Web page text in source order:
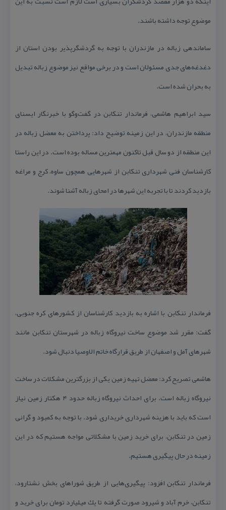
موضوع توجه داشته باشند.
ساماندهی زباله در مازندران با توجه به گردشگرپذیر بودن استان از
دغدغه‌های جدی مسئولان است و در برخی مواقع نیز موضوع زباله تبدیل
به بحران شده است.
سید ابراهیم هاشمی، فرماندار تنكابن در گفت‌وگو با خبرنگار ایسنای
منطقه مازندران، در این زمینه توضیح داد: پرداختن به معضل زباله در
این منطقه از دو سال قبل تاكنون مهمترین مساله بوده است. در این راستا
كارشناسان فنی شهرداری تنكابن از شهرهایی همچون ساوه، كرج و مراغه
بازدید كردند تا با تجربه این شهرها در امحای زباله آشنا شوند.
فرماندار تنكابن با اشاره به بازدید كارشناسان از كشورهای كره جنوبی،
گفت: مقرر شد موضوع ساخت نیروگاه زباله در شهرستان تنكابن مانند
شهرهای آمل و اصفهان از طریق قرارگاه خاتم الاوصیا دنبال شود.
هاشمی تصریح كرد: معضل تهیه زمین یكی از بزرگترین مشكلات در ساخت
نیروگاه زباله است. برای احداث نیروگاه زباله حدود ۴ هكتار زمین نیاز
است كه باید با هزینه شهرداری خریداری شود. با توجه به كمبود و گرانی
زمین در تنكابن، برای خرید زمین با مشكلاتی مواجه هستیم كه در این
زمینه در حال پیگیری هستیم.
فرماندار تنكابن افزود: پیگیری‌هایی از طریق شوراهای بخش نشتارود،
تنكابن، خرم آباد و شیرود صورت گرفته تا یك میلیارد تومان برای خرید و